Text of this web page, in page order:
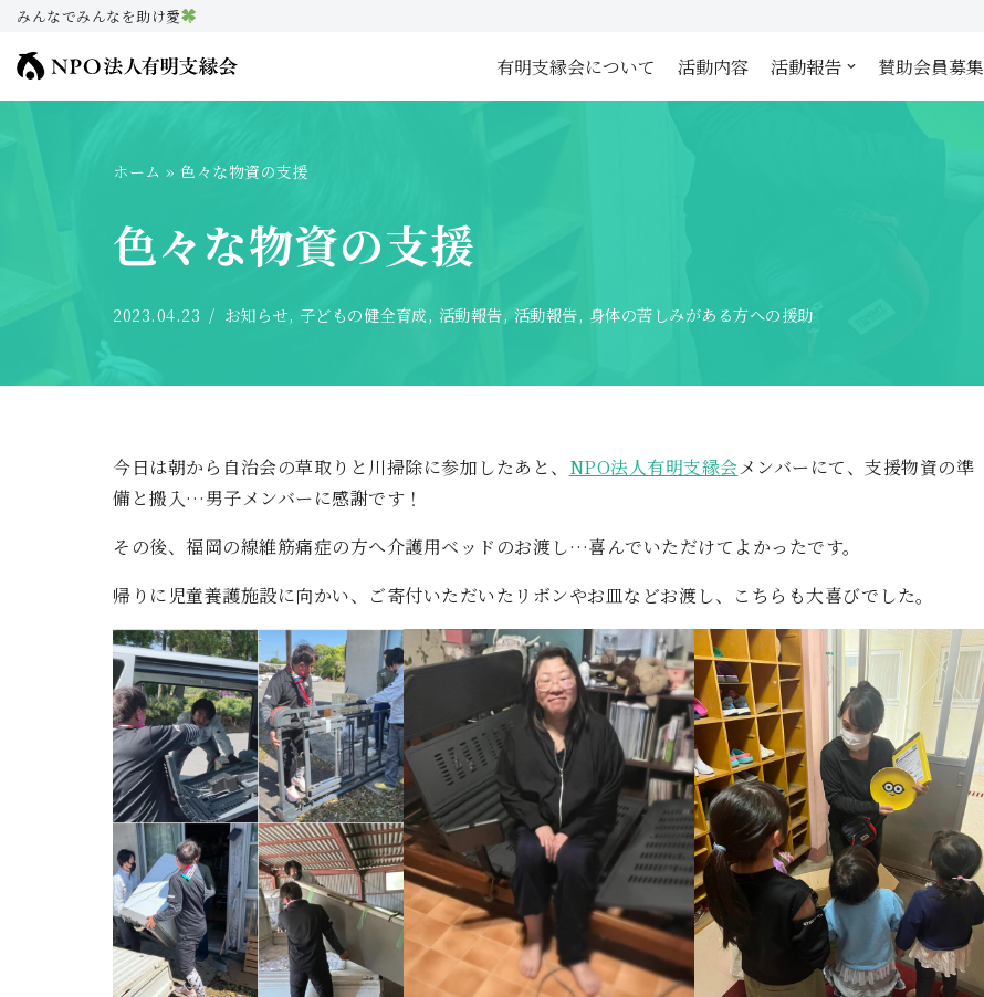
コ
みんなでみんなを助け愛
有明支縁会について 活動内容 活動報告 賛助会員募集
ホーム » 色々な物資の支援
色々な物資の支援
2023.04.23 お知らせ, 子どもの健全育成, 活動報告, 活動報告, 身体の苦しみがある方への援助
今日は朝から自治会の草取りと川掃除に参加したあと、 NPO法人有明支縁会メンバーにて、支援物資の準
備と搬入…男子メンバーに感謝です！
その後、福岡の線維筋痛症の方へ介護用ベッドのお渡し…喜んでいただけてよかったです。
帰りに児童養護施設に向かい、ご寄付いただいたリボンやお皿などお渡し、こちらも大喜びでした。